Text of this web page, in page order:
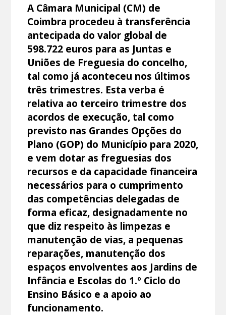
A Câmara Municipal (CM) de
Coimbra procedeu à transferência
antecipada do valor global de
598.722 euros para as Juntas e
Uniões de Freguesia do concelho,
tal como já aconteceu nos últimos
três trimestres. Esta verba é
relativa ao terceiro trimestre dos
acordos de execução, tal como
previsto nas Grandes Opções do
Plano (GOP) do Município para 2020,
e vem dotar as freguesias dos
recursos e da capacidade financeira
necessários para o cumprimento
das competências delegadas de
forma eficaz, designadamente no
que diz respeito às limpezas e
manutenção de vias, a pequenas
reparações, manutenção dos
espaços envolventes aos Jardins de
Infância e Escolas do 1.º Ciclo do
Ensino Básico e a apoio ao
funcionamento.